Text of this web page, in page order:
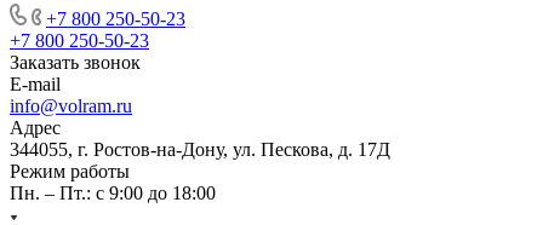
+7 800 250-50-23
+7 800 250-50-23
Заказать звонок
E-mail
info@volram.ru
Адрес
344055, г. Ростов-на-Дону, ул. Пескова, д. 17Д
Режим работы
Пн. – Пт.: с 9:00 до 18:00